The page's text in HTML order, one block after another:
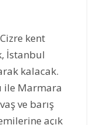
kent
İstanbul
kalacak.
ile Marmara
ve barış
açık